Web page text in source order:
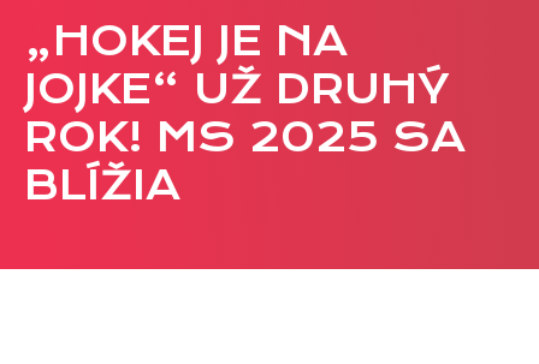
PRODUKCIA
REKLAMA
Viac o reklamných formátoch
Obchodné podmienky
Prezentácia 2026
„HOKEJ JE NA
JOJKE“ UŽ DRUHÝ
ROK! MS 2025 SA
BLÍŽIA